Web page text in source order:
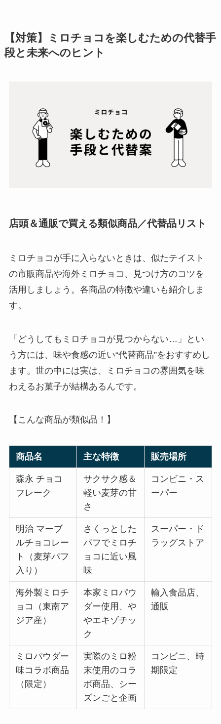
【対策】ミロチョコを楽しむための代替手
段と未来へのヒント
店頭＆通販で買える類似商品／代替品リスト
ミロチョコが手に入らないときは、似たテイスト
の市販商品や海外ミロチョコ、見つけ方のコツを
活用しましょう。各商品の特徴や違いも紹介しま
す。
「どうしてもミロチョコが見つからない…」とい
う方には、味や食感の近い“代替商品”をおすすめし
ます。世の中には実は、ミロチョコの雰囲気を味
わえるお菓子が結構あるんです。
【こんな商品が類似品！】
商品名 主な特徴 販売場所
森永 チョコ
フレーク
サクサク感＆
軽い麦芽の甘
さ
コンビニ・ス
ーパー
明治 マーブ
ルチョコレー
ト（麦芽パフ
入り）
さくっとした
パフでミロチ
ョコに近い風
味
スーパー・ド
ラッグストア
海外製ミロチ
ョコ（東南ア
ジア産）
本家ミロパウ
ダー使用、や
やエキゾチッ
ク
輸入食品店、
通販
ミロパウダー
味コラボ商品
（限定）
実際のミロ粉
末使用のコラ
ボ商品、シー
ズンごと企画
コンビニ、時
期限定